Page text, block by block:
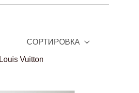
СОРТИРОВКА
Louis Vuitton